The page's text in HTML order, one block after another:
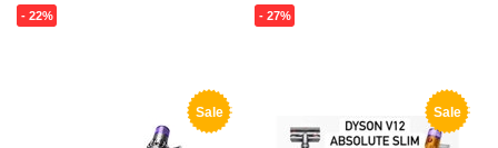
- 22% - 27%
Sale Sale